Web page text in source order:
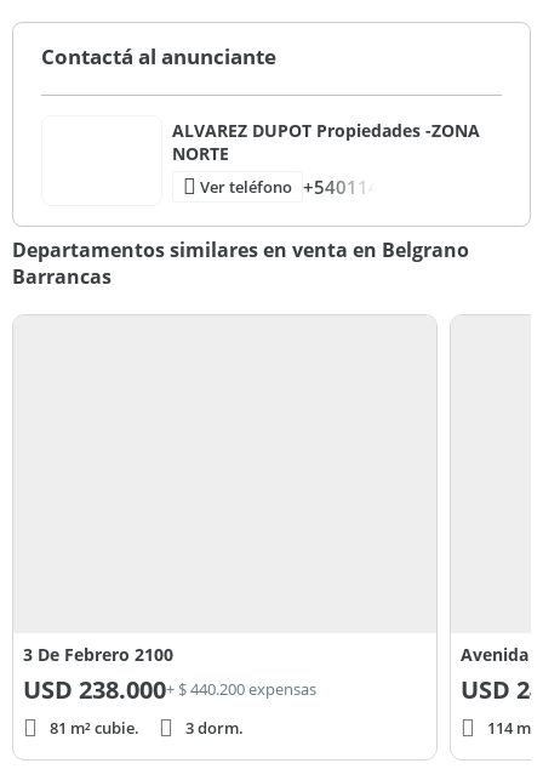
Contactá al anunciante
ALVAREZ DUPOT Propiedades -ZONA
NORTE
Ver teléfono +540114
Departamentos similares en venta en Belgrano
Barrancas
3 De Febrero 2100
USD 238.000+ $ 440.200 expensas
81 m² cubie.
3 dorm.
Avenida
USD
114